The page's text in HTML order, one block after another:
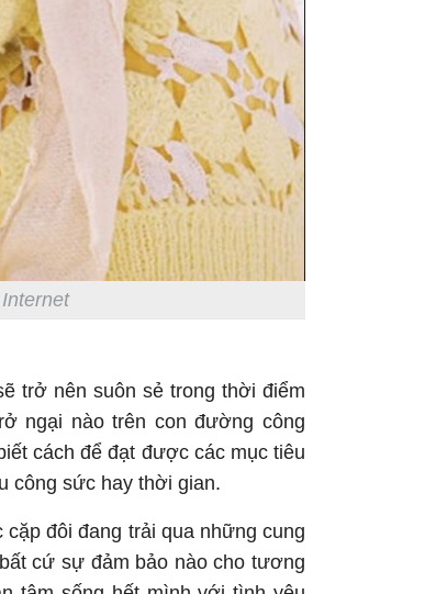
trở nên suôn sẻ trong thời điểm
ngại nào trên con đường công
cách để đạt được các mục tiêu
công sức hay thời gian.
đôi đang trải qua những cung
cứ sự đảm bảo nào cho tương